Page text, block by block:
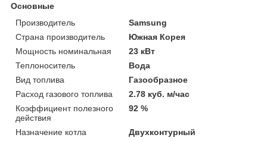
Основные
Производитель
Samsung
Страна производитель
Южная Корея
Мощность номинальная
23 кВт
Теплоноситель
Вода
Вид топлива
Газообразное
Расход газового топлива
2.78 куб. м/час
Коэффициент полезного
действия
92 %
Назначение котла
Двухконтурный